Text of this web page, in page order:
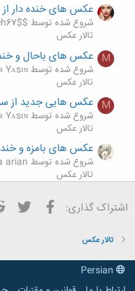
عکس های خنده دار
شروع شده توسط $marziyeh67$
تالار عکس
M عکس های باحال و
شروع شده توسط Mʀ Yᴀsɪɴ
تالار عکس
M عکس هایی جدید از
شروع شده توسط Mʀ Yᴀsɪɴ
تالار عکس
عکس های بامزه و
شروع شده توسط dina arian
تالار عکس
عکس های بسیار خنده
شروع شده توسط !farzaneh!اشتراک گذاری: فیسبوک
تالار عکس